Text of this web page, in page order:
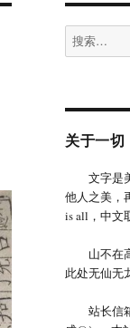
搜
索：
关于一切
文字是美
他人之美，
is all，中文
山不在高
此处无仙无
站长信箱